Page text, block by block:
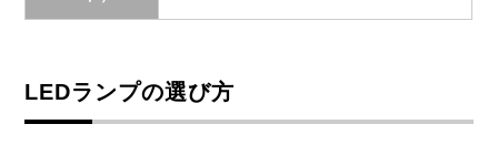
LEDランプの選び方